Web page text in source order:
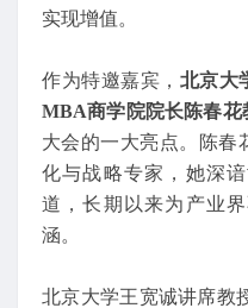
实现增值。
作为特邀嘉宾， 北京大
MBA商学院院长陈春花
大会的一大亮点。陈春
化与战略专家，她深
道，长期以来为产业
涵。
北京大学王宽诚讲席教